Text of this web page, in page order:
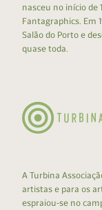
nasceu no início de
Fantagraphics. Em
Salão do Porto e
quase toda.
A Turbina
artistas e para os
espraiou-se no